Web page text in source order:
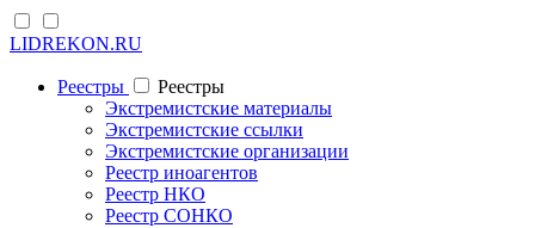
LIDREKON.RU
Реестры
Реестры
Экстремистские материалы
Экстремистские ссылки
Экстремистские организации
Реестр иноагентов
Реестр НКО
Реестр СОНКО